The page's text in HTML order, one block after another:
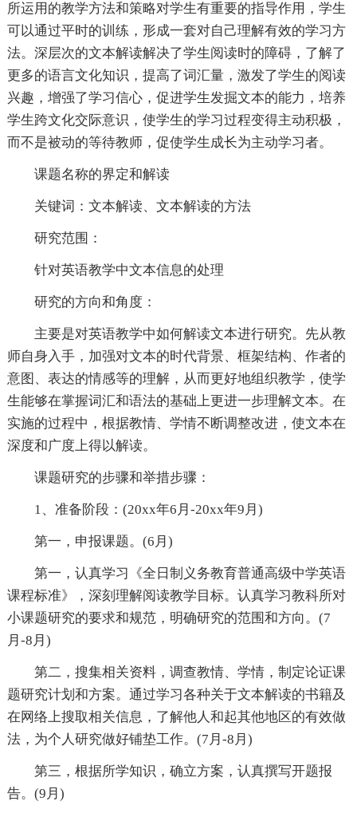
所运用的教学方法和策略对学生有重要的指导作用，学生
可以通过平时的训练，形成一套对自己理解有效的学习方
法。深层次的文本解读解决了学生阅读时的障碍，了解了
更多的语言文化知识，提高了词汇量，激发了学生的阅读
兴趣，增强了学习信心，促进学生发掘文本的能力，培养
学生跨文化交际意识，使学生的学习过程变得主动积极，
而不是被动的等待教师，促使学生成长为主动学习者。
课题名称的界定和解读
关键词：文本解读、文本解读的方法
研究范围：
针对英语教学中文本信息的处理
研究的方向和角度：
主要是对英语教学中如何解读文本进行研究。先从教
师自身入手，加强对文本的时代背景、框架结构、作者的
意图、表达的情感等的理解，从而更好地组织教学，使学
生能够在掌握词汇和语法的基础上更进一步理解文本。在
实施的过程中，根据教情、学情不断调整改进，使文本在
深度和广度上得以解读。
课题研究的步骤和举措步骤：
1、准备阶段：(20xx年6月-20xx年9月)
第一，申报课题。(6月)
第一，认真学习《全日制义务教育普通高级中学英语
课程标准》，深刻理解阅读教学目标。认真学习教科所对
小课题研究的要求和规范，明确研究的范围和方向。(7
月-8月)
第二，搜集相关资料，调查教情、学情，制定论证课
题研究计划和方案。通过学习各种关于文本解读的书籍及
在网络上搜取相关信息，了解他人和起其他地区的有效做
法，为个人研究做好铺垫工作。(7月-8月)
第三，根据所学知识，确立方案，认真撰写开题报
告。(9月)